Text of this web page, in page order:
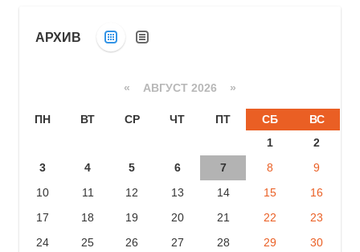
АРХИВ
« АВГУСТ 2026 »
ПН ВТ СР ЧТ ПТ СБ
ВС
1
2
3
4 5 6 7 8
9
10
11 12 13 14 15
16
17
18 19 20 21 22
23
24
25 26 27 28 29
30